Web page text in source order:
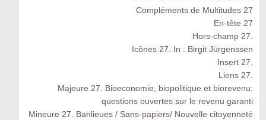
Compléments de Multitudes 27
En-tête 27
Hors-champ 27.
Icônes 27. In : Birgit Jürgenssen
Insert 27.
Liens 27.
Majeure 27. Bioeconomie, biopolitique et biorevenu:
questions ouvertes sur le revenu garanti
Mineure 27. Banlieues / Sans-papiers/ Nouvelle citoyenneté